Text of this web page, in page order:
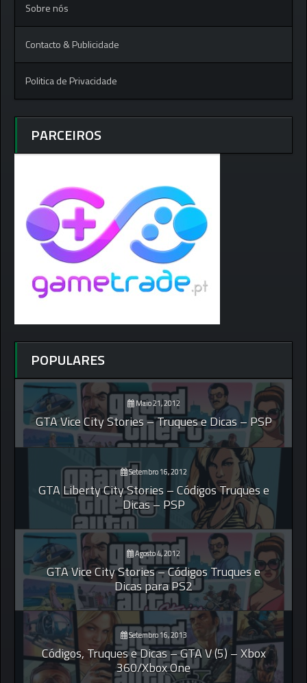
Sobre nós
Contacto & Publicidade
Politica de Privacidade
PARCEIROS
POPULARES
Maio 21, 2012
GTA Vice City Stories – Truques e Dicas – PSP
Setembro 16, 2012
GTA Liberty City Stories – Códigos Truques e
Dicas – PSP
Agosto 4, 2012
GTA Vice City Stories – Códigos Truques e
Dicas para PS2
Setembro 16, 2013
Códigos, Truques e Dicas – GTA V (5) – Xbox
360/Xbox One